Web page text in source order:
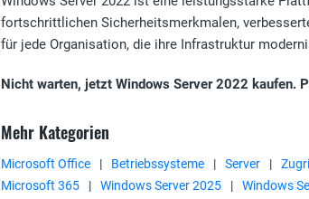
fortschrittlichen Sicherheitsmerkmalen,
für jede Organisation, die ihre Infrastruktur
Nicht warten, jetzt Windows Server 2022 kaufen.
Mehr Kategorien
Microsoft Office | Betriebssysteme | Server |
Microsoft 365
| Windows Server 2025 | Windows